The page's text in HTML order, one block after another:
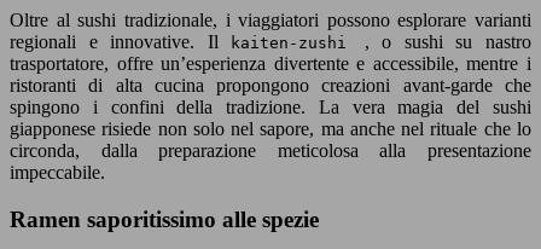
Oltre al sushi tradizionale, i viaggiatori possono esplorare varianti
regionali e innovative. Il
kaiten-zushi , o sushi su nastro
trasportatore, offre un’esperienza divertente e accessibile, mentre i
ristoranti di alta cucina propongono creazioni avant-garde che
spingono i confini della tradizione. La vera magia del sushi
giapponese risiede non solo nel sapore, ma anche nel rituale che lo
circonda, dalla preparazione meticolosa alla presentazione
impeccabile.
Ramen saporitissimo alle spezie